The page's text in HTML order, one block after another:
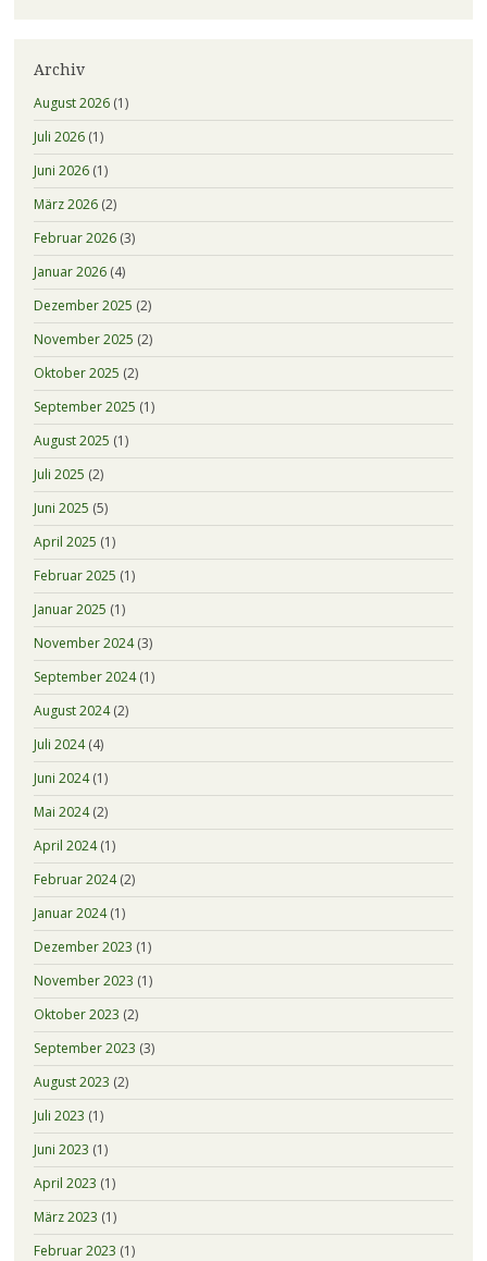
Archiv
August 2026(1)
Juli 2026(1)
Juni 2026(1)
März 2026(2)
Februar 2026(3)
Januar 2026(4)
Dezember 2025 (2)
November 2025 (2)
Oktober 2025 (2)
September 2025 (1)
August 2025 (1)
Juli 2025 (2)
Juni 2025 (5)
April 2025 (1)
Februar 2025 (1)
Januar 2025 (1)
November 2024(3)
September 2024(1)
August 2024(2)
Juli 2024(4)
Juni 2024(1)
Mai 2024(2)
April 2024(1)
Februar 2024(2)
Januar 2024(1)
Dezember 2023 (1)
November 2023 (1)
Oktober 2023 (2)
September 2023 (3)
August 2023 (2)
Juli 2023 (1)
Juni 2023 (1)
April 2023 (1)
März 2023 (1)
Februar 2023 (1)